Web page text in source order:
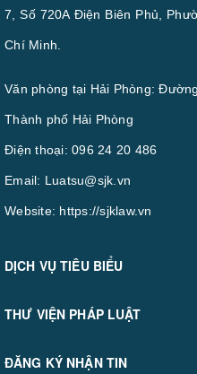
7, Số 720A Điện Biên Phủ,
Chí Minh.
Văn phòng tại Hải Phòng:
Thành phố Hải Phòng
Điện thoại: 096 24 20 486
Email: Luatsu@sjk.vn
Website: https://sjklaw.vn
DỊCH VỤ TIÊU BIỂU
THƯ VIỆN PHÁP LUẬT
ĐĂNG KÝ NHẬN TIN